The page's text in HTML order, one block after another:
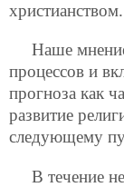
христианством.
Наше
процессов и
прогноза как
развитие
следующему
В течение